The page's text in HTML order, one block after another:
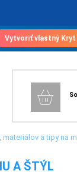
Vytvoriť vlastný Kryt
A ŠTÝL
a tipy na